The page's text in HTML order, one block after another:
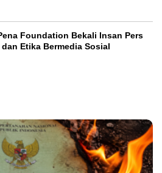
Foundation Bekali Insan Pers
Etika Bermedia Sosial